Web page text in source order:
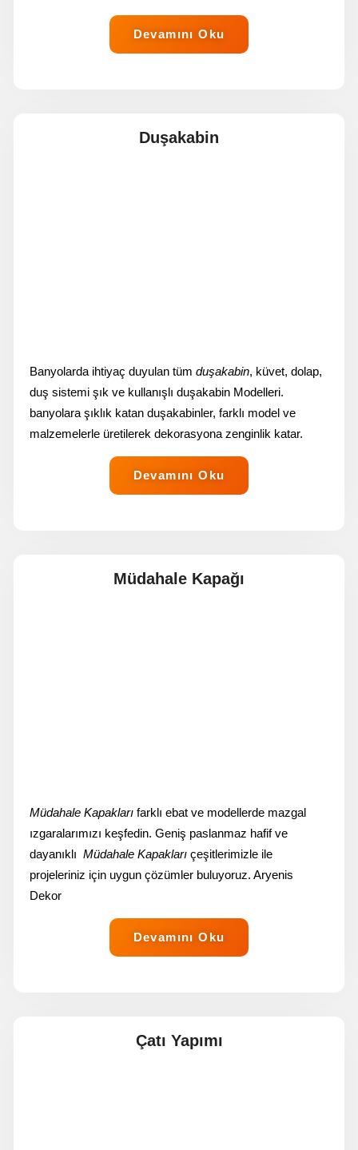
Devamını Oku
Duşakabin
Banyolarda ihtiyaç duyulan tüm duşakabin, küvet, dolap,
duş sistemi şık ve kullanışlı duşakabin Modelleri.
banyolara şıklık katan duşakabinler, farklı model ve
malzemelerle üretilerek dekorasyona zenginlik katar.
Devamını Oku
Müdahale Kapağı
Müdahale Kapakları farklı ebat ve modellerde mazgal
ızgaralarımızı keşfedin. Geniş paslanmaz hafif ve
dayanıklı Müdahale Kapakları çeşitlerimizle ile
projeleriniz için uygun çözümler buluyoruz. Aryenis
Dekor
Devamını Oku
Çatı Yapımı